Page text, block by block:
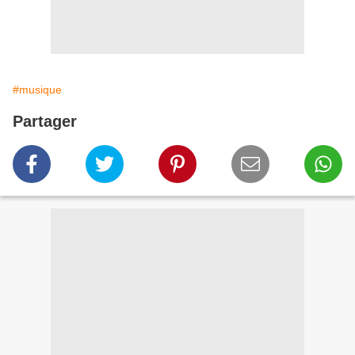
#musique
Partager